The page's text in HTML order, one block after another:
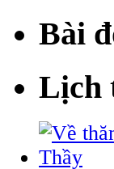
Bài
Lịch